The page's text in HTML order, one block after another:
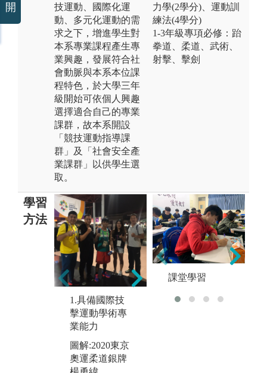
技運動、國際化運
動、多元化運動的需
求之下，增進學生對
本系專業課程產生專
業興趣，發展符合社
會動脈與本系本位課
程特色，於大學三年
級開始可依個人興趣
選擇適合自己的專業
課群，故本系開設
「競技運動指導課
群」及「社會安全產
業課群」以供學生選
取。
力學(2學分)、運動訓
練法(4學分)
1-3年級專項必修：跆
拳道、柔道、武術、
射擊、擊劍
學習
方法
1.具備國際技
擊運動學術專
業能力
圖解:2020東京
奧運柔道銀牌
2.具備運動相
關綜合、應用
課堂學習
開